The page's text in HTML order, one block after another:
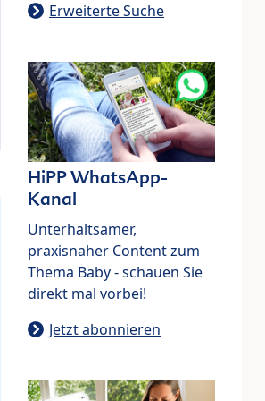
Erweiterte Suche
HiPP WhatsApp-
Kanal
Unterhaltsamer,
praxisnaher Content zum
Thema Baby - schauen Sie
direkt mal vorbei!
Jetzt abonnieren